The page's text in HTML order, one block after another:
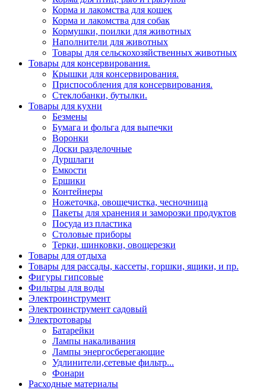
Корма и лакомства для кошек
Корма и лакомства для собак
Кормушки, поилки для животных
Наполнители для животных
Товары для сельскохозяйственных животных
Товары для консервирования.
Крышки для консервирования.
Приспособления для консервирования.
Стеклобанки, бутылки.
Товары для кухни
Безмены
Бумага и фольга для выпечки
Воронки
Доски разделочные
Дуршлаги
Емкости
Ершики
Контейнеры
Ножеточка, овощечистка, чесночница
Пакеты для хранения и заморозки продуктов
Посуда из пластика
Столовые приборы
Терки, шинковки, овощерезки
Товары для отдыха
Товары для рассады, кассеты, горшки, ящики, и пр.
Фигуры гипсовые
Фильтры для воды
Электроинструмент
Электроинструмент садовый
Электротовары
Батарейки
Лампы накаливания
Лампы энергосберегающие
Удлинители,сетевые фильтр...
Фонари
Расходные материалы